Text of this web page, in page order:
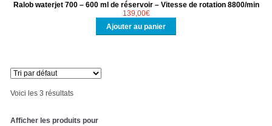
Ralob waterjet 700 – 600 ml de réservoir – Vitesse de rotation 8800/min
139,00€
Ajouter au panier
Voici les 3 résultats
Afficher les produits pour